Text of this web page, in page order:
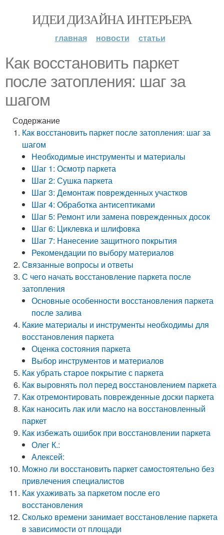
ИДЕИ ДИЗАЙНА ИНТЕРЬЕРА
главная новости статьи
Как восстановить паркет
после затопления: шаг за
шагом
Содержание
Как восстановить паркет после затопления: шаг за
шагом
Необходимые инструменты и материалы
Шаг 1: Осмотр паркета
Шаг 2: Сушка паркета
Шаг 3: Демонтаж поврежденных участков
Шаг 4: Обработка антисептиками
Шаг 5: Ремонт или замена поврежденных досок
Шаг 6: Циклевка и шлифовка
Шаг 7: Нанесение защитного покрытия
Рекомендации по выбору материалов
Связанные вопросы и ответы
С чего начать восстановление паркета после
затопления
Основные особенности восстановления паркета
после залива
Какие материалы и инструменты необходимы для
восстановления паркета
Оценка состояния паркета
Выбор инструментов и материалов
Как убрать старое покрытие с паркета
Как выровнять пол перед восстановлением паркета
Как отремонтировать поврежденные доски паркета
Как наносить лак или масло на восстановленный
паркет
Как избежать ошибок при восстановлении паркета
Олег К.:
Алексей:
Можно ли восстановить паркет самостоятельно без
привлечения специалистов
Как ухаживать за паркетом после его
восстановления
Сколько времени занимает восстановление паркета
в зависимости от площади